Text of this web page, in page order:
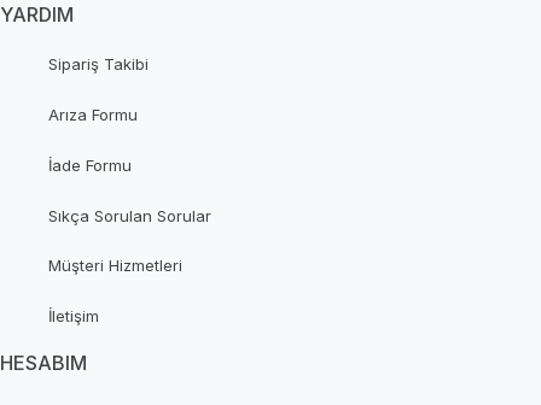
YARDIM
Sipariş Takibi
Arıza Formu
İade Formu
Sıkça Sorulan Sorular
Müşteri Hizmetleri
İletişim
HESABIM